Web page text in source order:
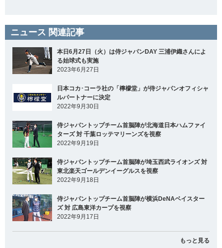
ニュース 関連記事
本日6月27日（火）は侍ジャパンDAY 三浦伊織さんによ
る始球式も実施
2023年6月27日
日本コカ･コーラ社の「檸檬堂」が侍ジャパンオフィシャ
ルパートナーに決定
2022年9月30日
侍ジャパントップチーム首脳陣が北海道日本ハムファイ
ターズ 対 千葉ロッテマリーンズを視察
2022年9月19日
侍ジャパントップチーム首脳陣が埼玉西武ライオンズ 対
東北楽天ゴールデンイーグルスを視察
2022年9月18日
侍ジャパントップチーム首脳陣が横浜DeNAベイスター
ズ 対 広島東洋カープを視察
2022年9月17日
もっと見る